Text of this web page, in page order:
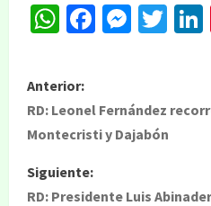
WhatsApp
Facebook
Anterior:
RD: Leonel Fernández
Montecristi y Dajabón
Siguiente:
RD: Presidente Luis